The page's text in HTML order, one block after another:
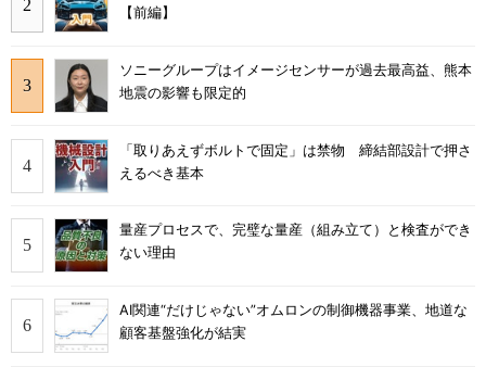
【前編】
ソニーグループはイメージセンサーが過去最高益、熊本
地震の影響も限定的
「取りあえずボルトで固定」は禁物 締結部設計で押さ
えるべき基本
量産プロセスで、完璧な量産（組み立て）と検査ができ
ない理由
AI関連“だけじゃない”オムロンの制御機器事業、地道な
顧客基盤強化が結実